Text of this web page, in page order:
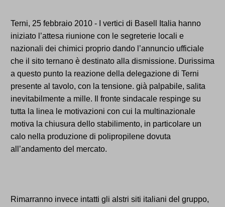
Terni, 25 febbraio 2010 - I vertici di Basell Italia hanno
iniziato l’attesa riunione con le segreterie locali e
nazionali dei chimici proprio dando l’annuncio ufficiale
che il sito ternano è destinato alla dismissione. Durissima
a questo punto la reazione della delegazione di Terni
presente al tavolo, con la tensione. già palpabile, salita
inevitabilmente a mille. Il fronte sindacale respinge su
tutta la linea le motivazioni con cui la multinazionale
motiva la chiusura dello stabilimento, in particolare un
calo nella produzione di polipropilene dovuta
all’andamento del mercato.
Rimarranno invece intatti gli alstri siti italiani del gruppo,